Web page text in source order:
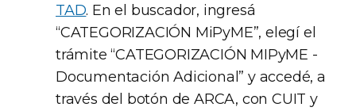
TAD. En el buscador, ingresá
“CATEGORIZACIÓN MiPyME”, elegí el
trámite “CATEGORIZACIÓN MIPyME -
Documentación Adicional” y accedé, a
través del botón de ARCA, con CUIT y